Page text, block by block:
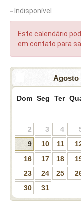
Indisponível
Este calendário
em contato para
Agosto
Dom Seg Ter
2
3 4
9
10 11
16
17 18
23
24 25
30
31